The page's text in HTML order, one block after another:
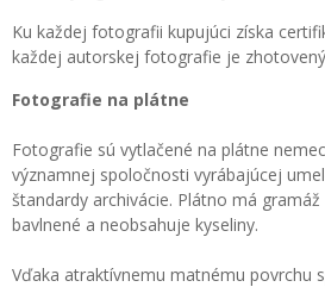
Ku každej fotografii kupujúci získa
každej autorskej fotografie je
Fotografie na plátne
Fotografie sú vytlačené na plátne
významnej spoločnosti vyrábajúcej
štandardy archivácie. Plátno má
bavlnené a neobsahuje kyseliny.
Vďaka atraktívnemu matnému povrchu